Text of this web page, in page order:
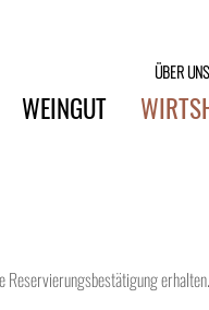
WEINGUT
ÜBER UNS
Reservierungsbestätigung erhalten.